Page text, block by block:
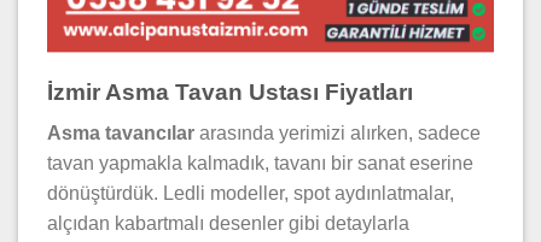
İzmir Asma Tavan Ustası Fiyatları
Asma tavancılar arasında yerimizi alırken, sadece
tavan yapmakla kalmadık, tavanı bir sanat eserine
dönüştürdük. Ledli modeller, spot aydınlatmalar,
alçıdan kabartmalı desenler gibi detaylarla